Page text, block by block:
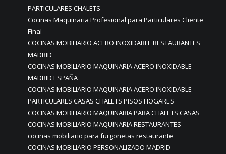
PARTICULARES CHALETS
Cocinas Maquinaria Profesional para Particulares Cliente
Final
COCINAS MOBILIARIO ACERO INOXIDABLE RESTAURANTES
MADRID
COCINAS MOBILIARIO MAQUINARIA ACERO INOXIDABLE
MADRID ESPAÑA
COCINAS MOBILIARIO MAQUINARIA ACERO INOXIDABLE
PARTICULARES CASAS CHALETS PISOS HOGARES
COCINAS MOBILIARIO MAQUINARIA PARA CHALETS CASAS
COCINAS MOBILIARIO MAQUINARIA RESTAURANTES
cocinas mobiliario para furgonetas restaurante
COCINAS MOBILIARIO PERSONALIZADO MADRID